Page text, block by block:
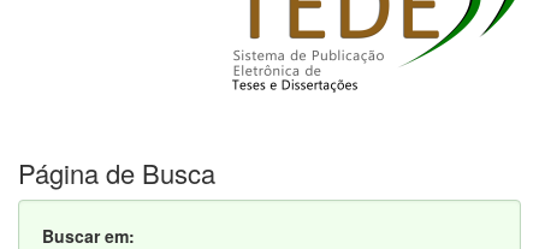
Página de Busca
Buscar em: